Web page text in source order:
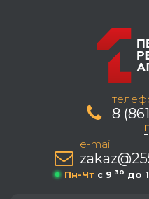
8
e-mail
Пн-Чт c 9 30 до